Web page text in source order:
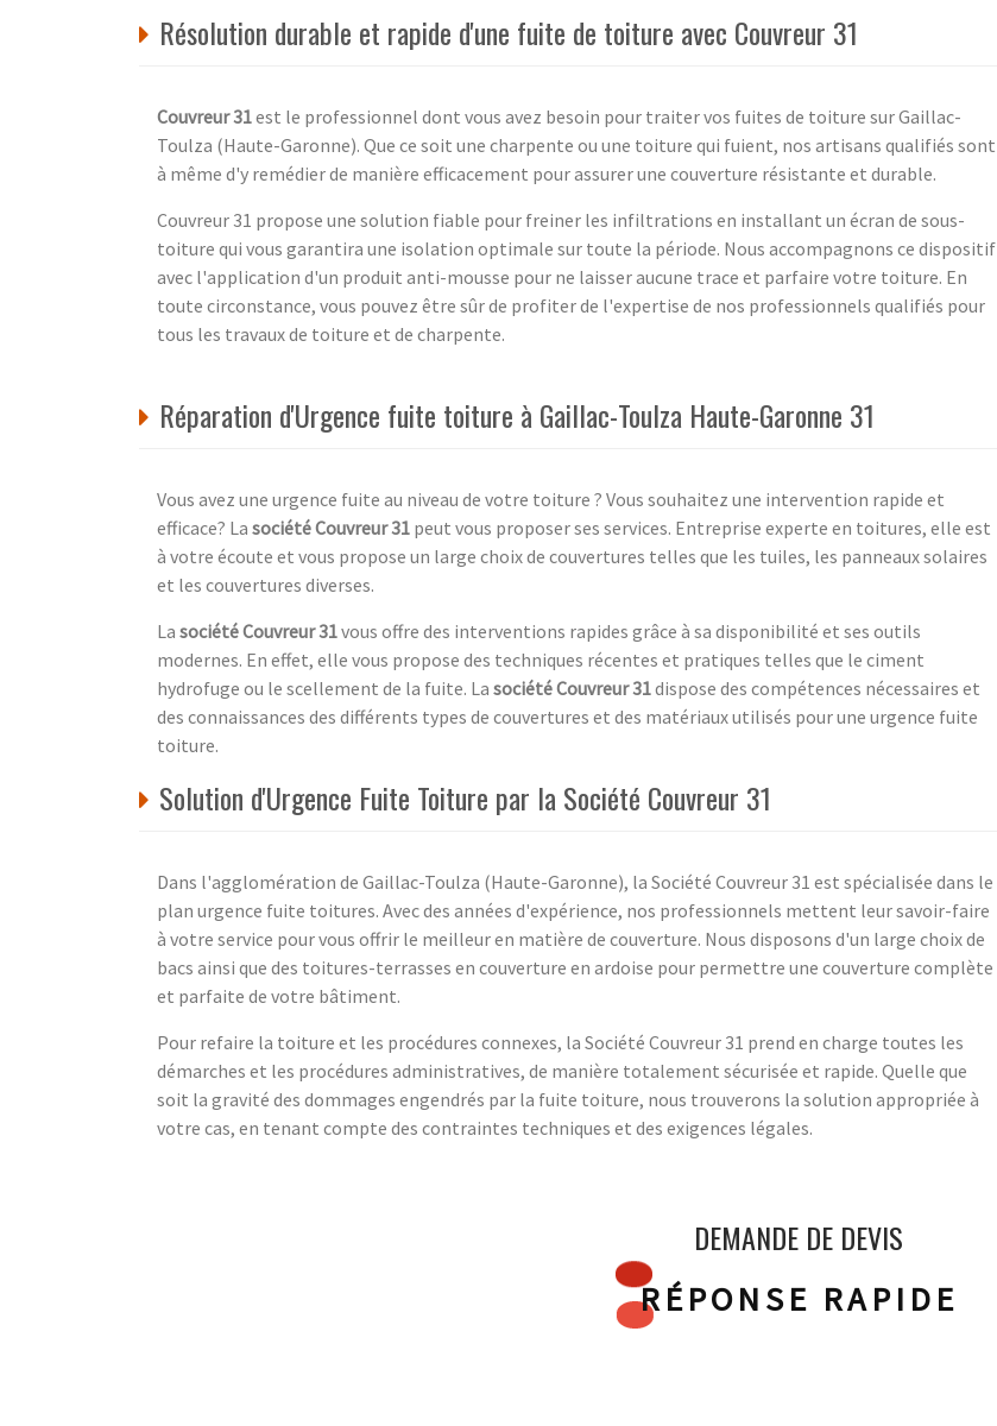
Résolution durable et rapide d'une fuite de toiture avec Couvreur 31
Couvreur 31est le professionnel dont vous avez besoin pour traiter vos fuites de toiture sur Gaillac-
Toulza (Haute-Garonne). Que ce soit une charpente ou une toiture qui fuient, nos artisans qualifiés sont
à même d'y remédier de manière efficacement pour assurer une couverture résistante et durable.
Couvreur 31 propose une solution fiable pour freiner les infiltrations en installant un écran de sous-
toiture qui vous garantira une isolation optimale sur toute la période. Nous accompagnons ce dispositif
avec l'application d'un produit anti-mousse pour ne laisser aucune trace et parfaire votre toiture. En
toute circonstance, vous pouvez être sûr de profiter de l'expertise de nos professionnels qualifiés pour
tous les travaux de toiture et de charpente.
Réparation d'Urgence fuite toiture à Gaillac-Toulza Haute-Garonne 31
Vous avez une urgence fuite au niveau de votre toiture ? Vous souhaitez une intervention rapide et
efficace? La société Couvreur 31 peut vous proposer ses services. Entreprise experte en toitures, elle est
à votre écoute et vous propose un large choix de couvertures telles que les tuiles, les panneaux solaires
et les couvertures diverses.
La société Couvreur 31vous offre des interventions rapides grâce à sa disponibilité et ses outils
modernes. En effet, elle vous propose des techniques récentes et pratiques telles que le ciment
hydrofuge ou le scellement de la fuite. La société Couvreur 31dispose des compétences nécessaires et
des connaissances des différents types de couvertures et des matériaux utilisés pour une urgence fuite
toiture.
Solution d'Urgence Fuite Toiture par la Société Couvreur 31
Dans l'agglomération de Gaillac-Toulza (Haute-Garonne), la Société Couvreur 31 est spécialisée dans le
plan urgence fuite toitures. Avec des années d'expérience, nos professionnels mettent leur savoir-faire
à votre service pour vous offrir le meilleur en matière de couverture. Nous disposons d'un large choix de
bacs ainsi que des toitures-terrasses en couverture en ardoise pour permettre une couverture complète
et parfaite de votre bâtiment.
Pour refaire la toiture et les procédures connexes, la Société Couvreur 31 prend en charge toutes les
démarches et les procédures administratives, de manière totalement sécurisée et rapide. Quelle que
soit la gravité des dommages engendrés par la fuite toiture, nous trouverons la solution appropriée à
votre cas, en tenant compte des contraintes techniques et des exigences légales.
DEMANDE DE DEVIS
RÉPONSE RAPIDE